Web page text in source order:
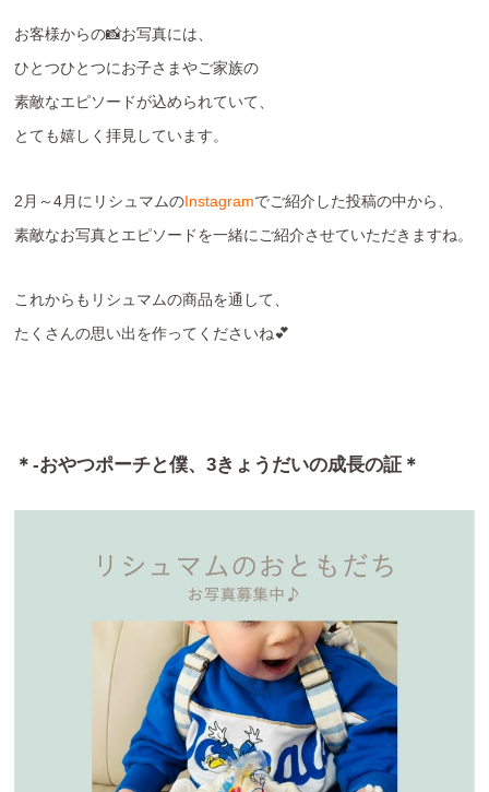
お客様からの📸お写真には、
ひとつひとつにお子さまやご家族の
素敵なエピソードが込められていて、
とても嬉しく拝見しています。
2月～4月にリシュマムのInstagramでご紹介した投稿の中から、
素敵なお写真とエピソードを一緒にご紹介させていただきますね。
これからもリシュマムの商品を通して、
たくさんの思い出を作ってくださいね💕
＊-おやつポーチと僕、3きょうだいの成長の証＊